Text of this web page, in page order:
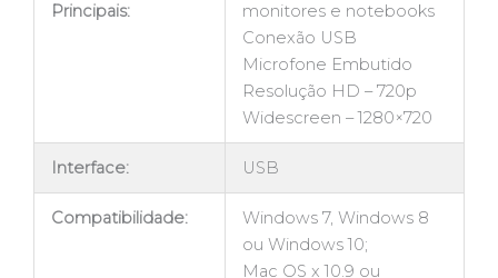
Principais:
monitores e notebooks
Conexão USB
Microfone Embutido
Resolução HD – 720p
Widescreen – 1280×720
Interface: USB
Compatibilidade:
Windows 7, Windows 8
ou Windows 10;
Mac OS x 10.9 ou